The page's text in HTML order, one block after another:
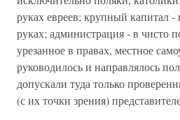
руках евреев; крупный капитал -
руках; администрация - в чисто
урезанное в правах, местное
руководилось и направлялось
допускали туда только
(с их точки зрения)